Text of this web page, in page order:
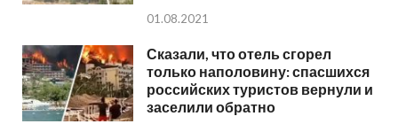
01.08.2021
Сказали, что отель сгорел
только наполовину: спасшихся
российских туристов вернули и
заселили обратно